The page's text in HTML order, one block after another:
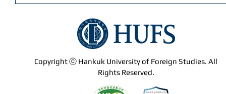
Copyright ⓒ Hankuk University of Foreign Studies. All
Rights Reserved.